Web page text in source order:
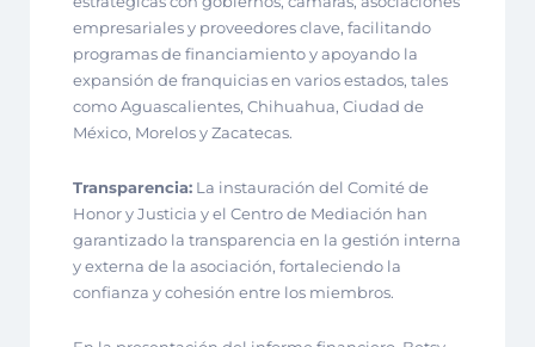
empresariales y proveedores clave, facilitando
programas de financiamiento y apoyando la
expansión de franquicias en varios estados, tales
como Aguascalientes, Chihuahua, Ciudad de
México, Morelos y Zacatecas.
Transparencia: La instauración del Comité de
Honor y Justicia y el Centro de Mediación han
garantizado la transparencia en la gestión interna
y externa de la asociación, fortaleciendo la
confianza y cohesión entre los miembros.